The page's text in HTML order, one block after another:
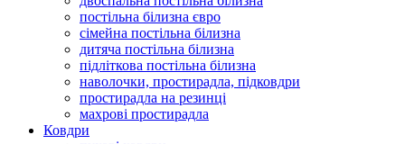
постільна білизна євро
сімейна постільна білизна
дитяча постільна білизна
підліткова постільна білизна
наволочки, простирадла, підковдри
простирадла на резинці
махрові простирадла
Ковдри